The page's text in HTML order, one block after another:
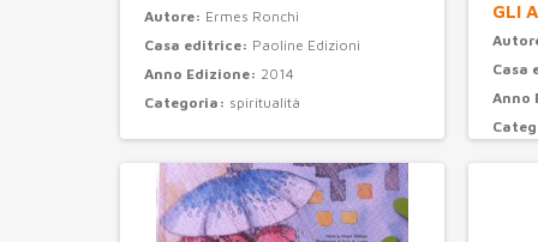
Autore: Ermes Ronchi
Casa editrice: Paoline Edizioni
Anno Edizione: 2014
Categoria: spiritualità
GLI
Casa
Anno